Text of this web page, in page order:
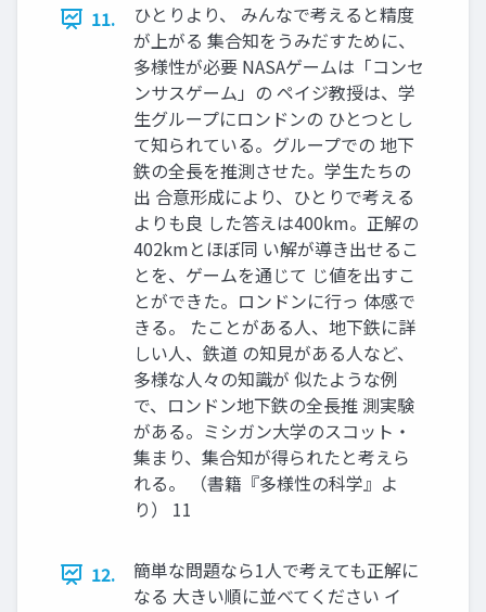
11.
ひとりより、 みんなで考えると精度
が上がる 集合知をうみだすために、
多様性が必要 NASAゲームは「コンセ
ンサスゲーム」の ペイジ教授は、学
生グループにロンドンの ひとつとし
て知られている。グループでの 地下
鉄の全長を推測させた。学生たちの
出 合意形成により、ひとりで考える
よりも良 した答えは400km。正解の
402kmとほぼ同 い解が導き出せるこ
とを、ゲームを通じて じ値を出すこ
とができた。ロンドンに行っ 体感で
きる。 たことがある人、地下鉄に詳
しい人、鉄道 の知見がある人など、
多様な人々の知識が 似たような例
で、ロンドン地下鉄の全長推 測実験
がある。ミシガン大学のスコット・
集まり、集合知が得られたと考えら
れる。 （書籍『多様性の科学』よ
り） 11
12.
簡単な問題なら1人で考えても正解に
なる 大きい順に並べてください イ